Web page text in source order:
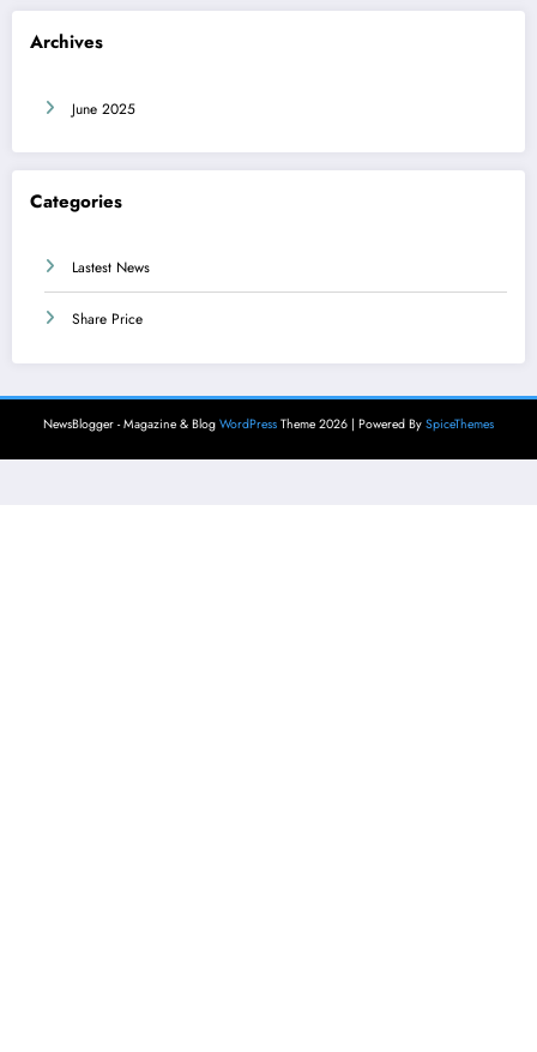
Archives
June 2025
Categories
Lastest News
Share Price
NewsBlogger - Magazine & Blog WordPress Theme 2026 | Powered By SpiceThemes